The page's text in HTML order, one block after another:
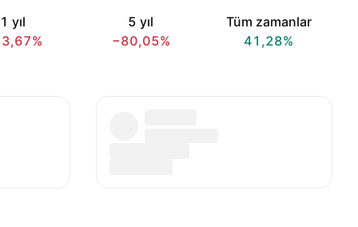
1 yıl
5 yıl
−80,05%
Tüm zamanlar
41,28%